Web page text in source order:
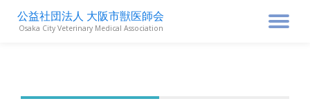
ナ
公益社団法人 大阪市獣医師会
Osaka City Veterinary Medical Association